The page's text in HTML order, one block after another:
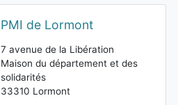
PMI de Lormont
7 avenue de la Libération
Maison du département et des
solidarités
33310 Lormont